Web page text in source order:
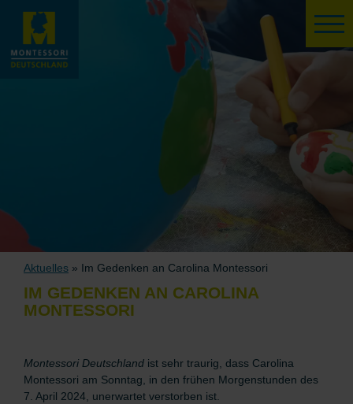
Aktuelles » Im Gedenken an Carolina Montessori
IM GEDENKEN AN CAROLINA
MONTESSORI
Montessori Deutschland ist sehr traurig, dass Carolina
Montessori am Sonntag, in den frühen Morgenstunden des
7. April 2024, unerwartet verstorben ist.